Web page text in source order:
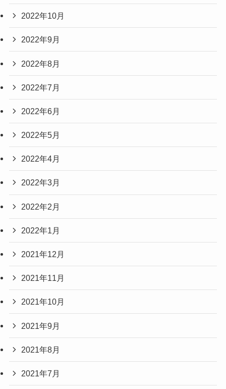
2022年10月
2022年9月
2022年8月
2022年7月
2022年6月
2022年5月
2022年4月
2022年3月
2022年2月
2022年1月
2021年12月
2021年11月
2021年10月
2021年9月
2021年8月
2021年7月